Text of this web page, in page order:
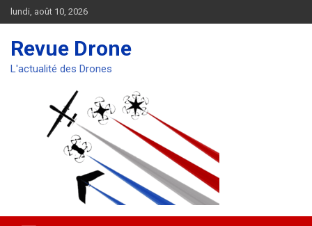
Aller
au
lundi, août 10, 2026
Revue Drone
L'actualité des Drones